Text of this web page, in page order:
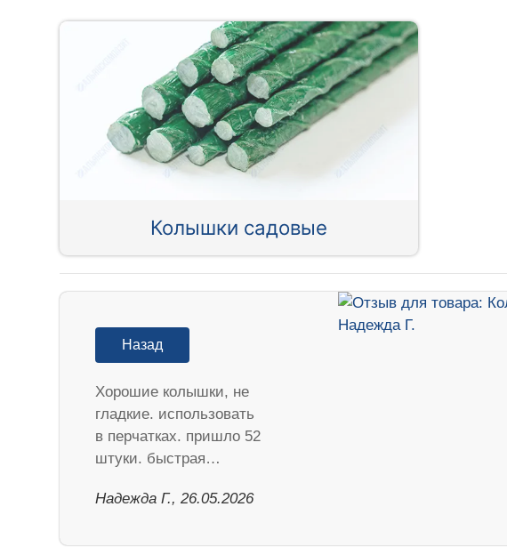
Колышки садовые
Назад
Хорошие колышки, не
гладкие. использовать
в перчатках. пришло 52
штуки. быстрая…
Надежда Г., 26.05.2026